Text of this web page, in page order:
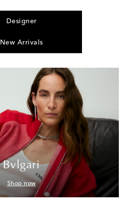
Designer
New Arrivals
Bvlgari
Shop now